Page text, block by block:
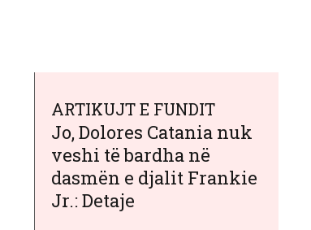
ARTIKUJT E FUNDIT
Jo, Dolores Catania nuk
veshi të bardha në
dasmën e djalit Frankie
Jr.: Detaje